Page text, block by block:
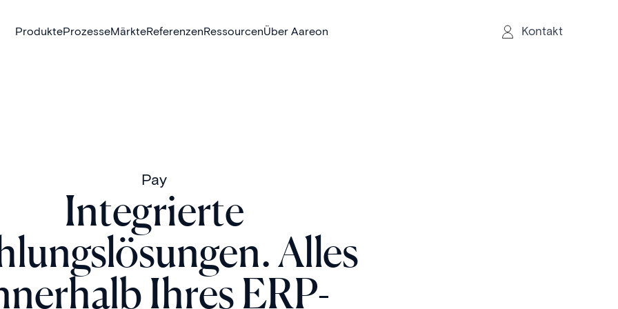
ProdukteProzesseMärkteReferenzenRessourcenÜber Aareon Kontakt
Pay
Integrierte
Alles
Ihres ERP-